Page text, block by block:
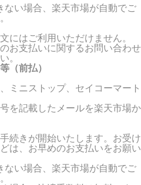
ない場合、楽天市場が自動でご
にはご利用いただけません。
お支払いに関するお問い合わせ
。
（前払）
ミニストップ、セイコーマート
を記載したメールを楽天市場か
続きが開始いたします。お受け
は、お早めのお支払いをお願い
ない場合、楽天市場が自動でご